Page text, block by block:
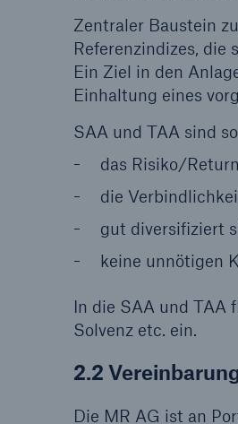
Zentraler Baustein
Referenzindizes,
Ein Ziel in den
Einhaltung eines
SAA und TAA sind
das Risiko/
die
gut diversifiziert
keine unnötigen
In die SAA und TAA
Solvenz etc. ein.
2.2
Die MR AG ist an